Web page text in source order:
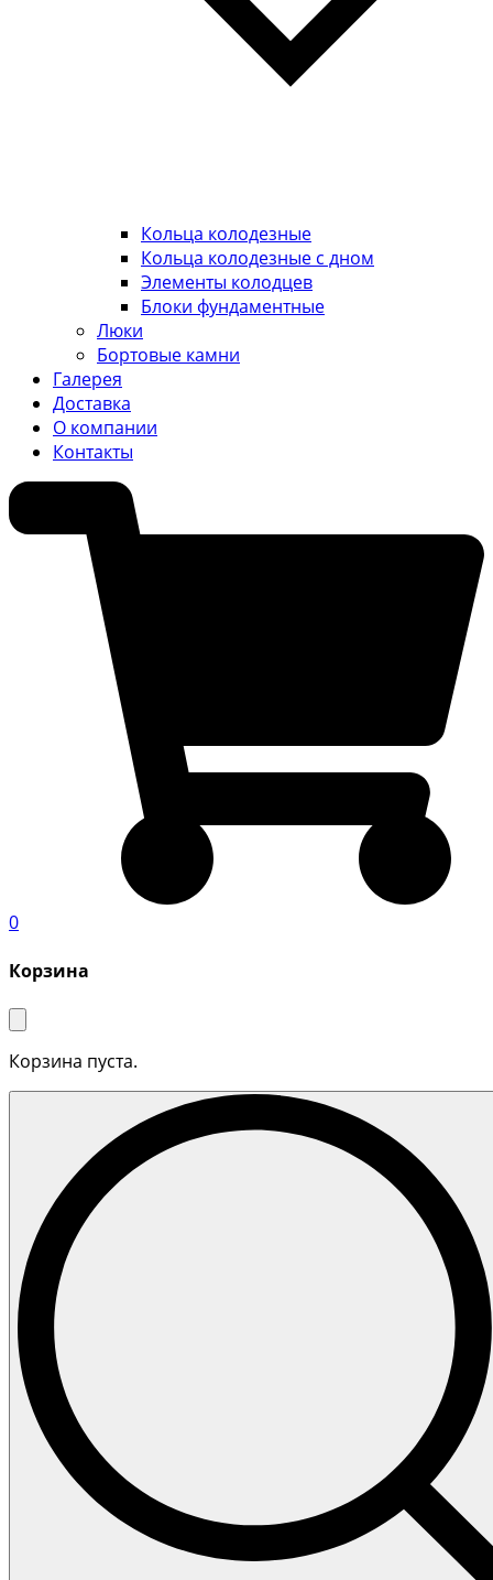
Кольца колодезные
Кольца колодезные с дном
Элементы колодцев
Блоки фундаментные
Люки
Бортовые камни
Галерея
Доставка
О компании
Контакты
0
Корзина
Корзина пуста.